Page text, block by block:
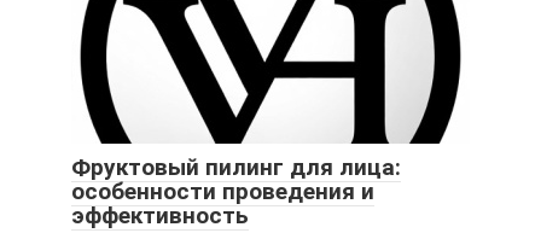
Фруктовый пилинг для лица:
особенности проведения и
эффективность